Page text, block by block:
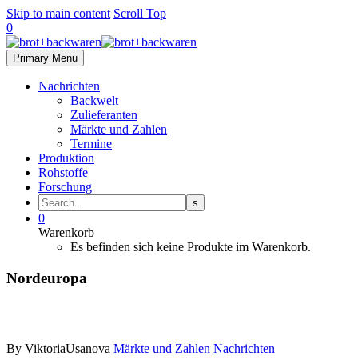
Skip to main content Scroll Top
0
Primary Menu
Nachrichten
Backwelt
Zulieferanten
Märkte und Zahlen
Termine
Produktion
Rohstoffe
Forschung
0
Warenkorb
Es befinden sich keine Produkte im Warenkorb.
Nordeuropa
By ViktoriaUsanova Märkte und Zahlen Nachrichten